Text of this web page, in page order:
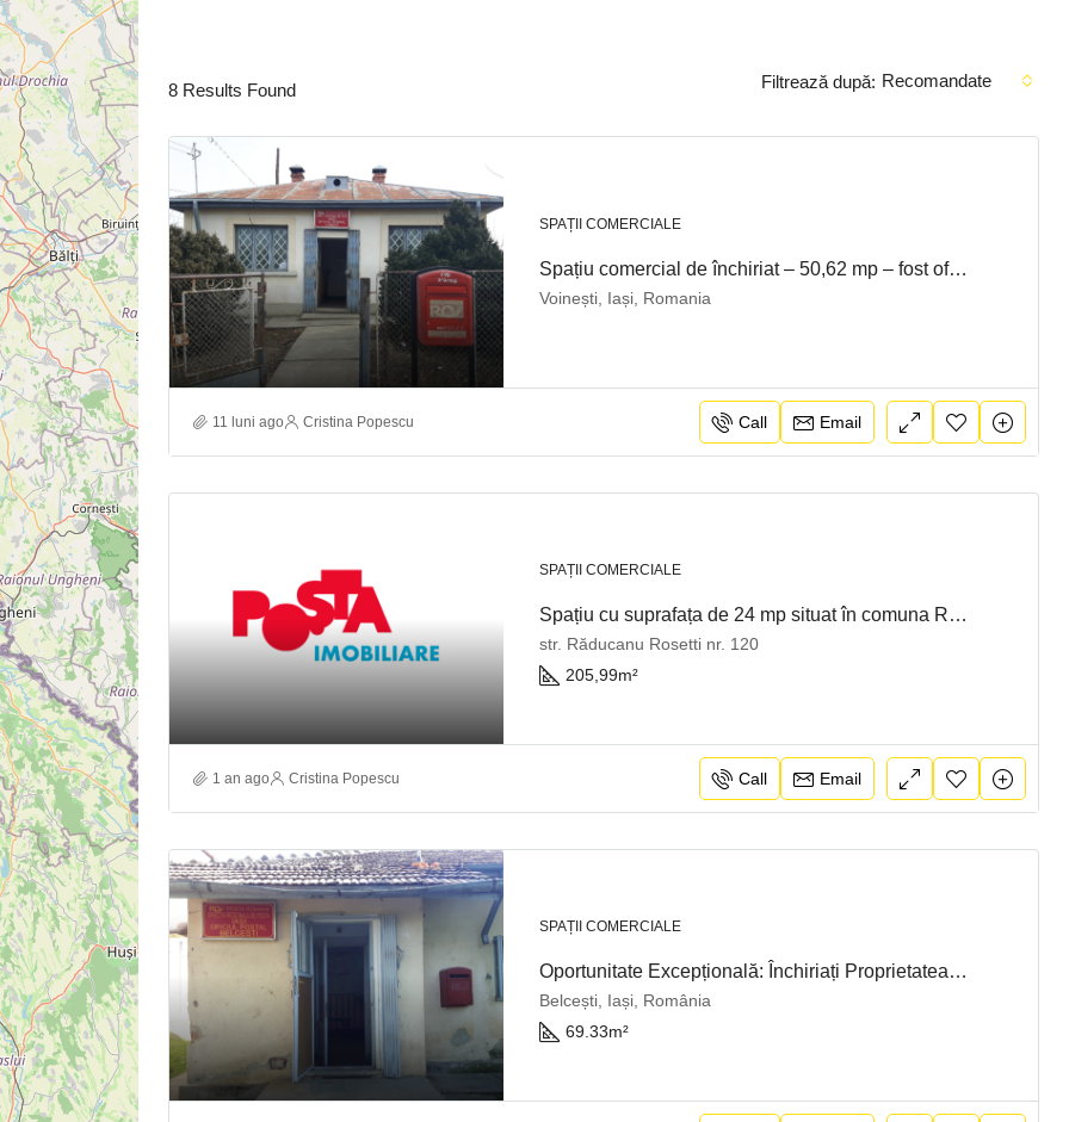
8 Results Found Filtrează după: Recomandate
SPAȚII COMERCIALE
Spațiu comercial de închiriat – 50,62 mp – fost oficiu poștal, Voinești, jud. Iași
Voinești, Iași, Romania
11 luni ago Cristina Popescu Call Email
SPAȚII COMERCIALE
Spațiu cu suprafața de 24 mp situat în comuna Răducăneni, județul Iași
str. Răducanu Rosetti nr. 120
205,99m²
1 an ago Cristina Popescu Call Email
SPAȚII COMERCIALE
Oportunitate Excepțională: Închiriați Proprietatea din Belcești, Iași!
Belcești, Iași, România
69.33m²